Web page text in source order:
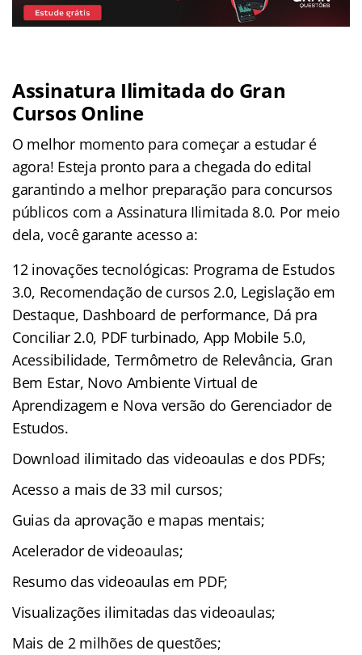
Assinatura Ilimitada do Gran
Cursos Online
O melhor momento para começar a estudar é
agora! Esteja pronto para a chegada do edital
garantindo a melhor preparação para concursos
públicos com a Assinatura Ilimitada 8.0. Por meio
dela, você garante acesso a:
12 inovações tecnológicas: Programa de Estudos
3.0, Recomendação de cursos 2.0, Legislação em
Destaque, Dashboard de performance, Dá pra
Conciliar 2.0, PDF turbinado, App Mobile 5.0,
Acessibilidade, Termômetro de Relevância, Gran
Bem Estar, Novo Ambiente Virtual de
Aprendizagem e Nova versão do Gerenciador de
Estudos.
Download ilimitado das videoaulas e dos PDFs;
Acesso a mais de 33 mil cursos;
Guias da aprovação e mapas mentais;
Acelerador de videoaulas;
Resumo das videoaulas em PDF;
Visualizações ilimitadas das videoaulas;
Mais de 2 milhões de questões;